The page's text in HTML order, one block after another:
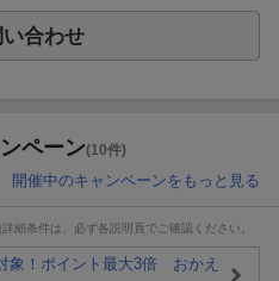
い合わせ
ペーン(10件)
開催中のキャンペーンをもっと見る
細条件は、必ず各説明頁でご確認ください。
象！ポイント最大3倍 おかえ